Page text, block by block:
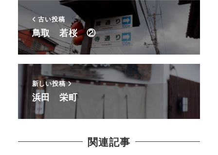
古い投稿
鳥取 若桜 ②
新しい投稿
浜田 栄町
関連記事